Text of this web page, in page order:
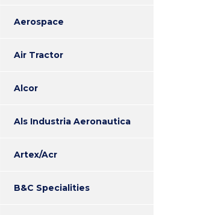
Aerospace
Air Tractor
Alcor
Als Industria Aeronautica
Artex/Acr
B&C Specialities